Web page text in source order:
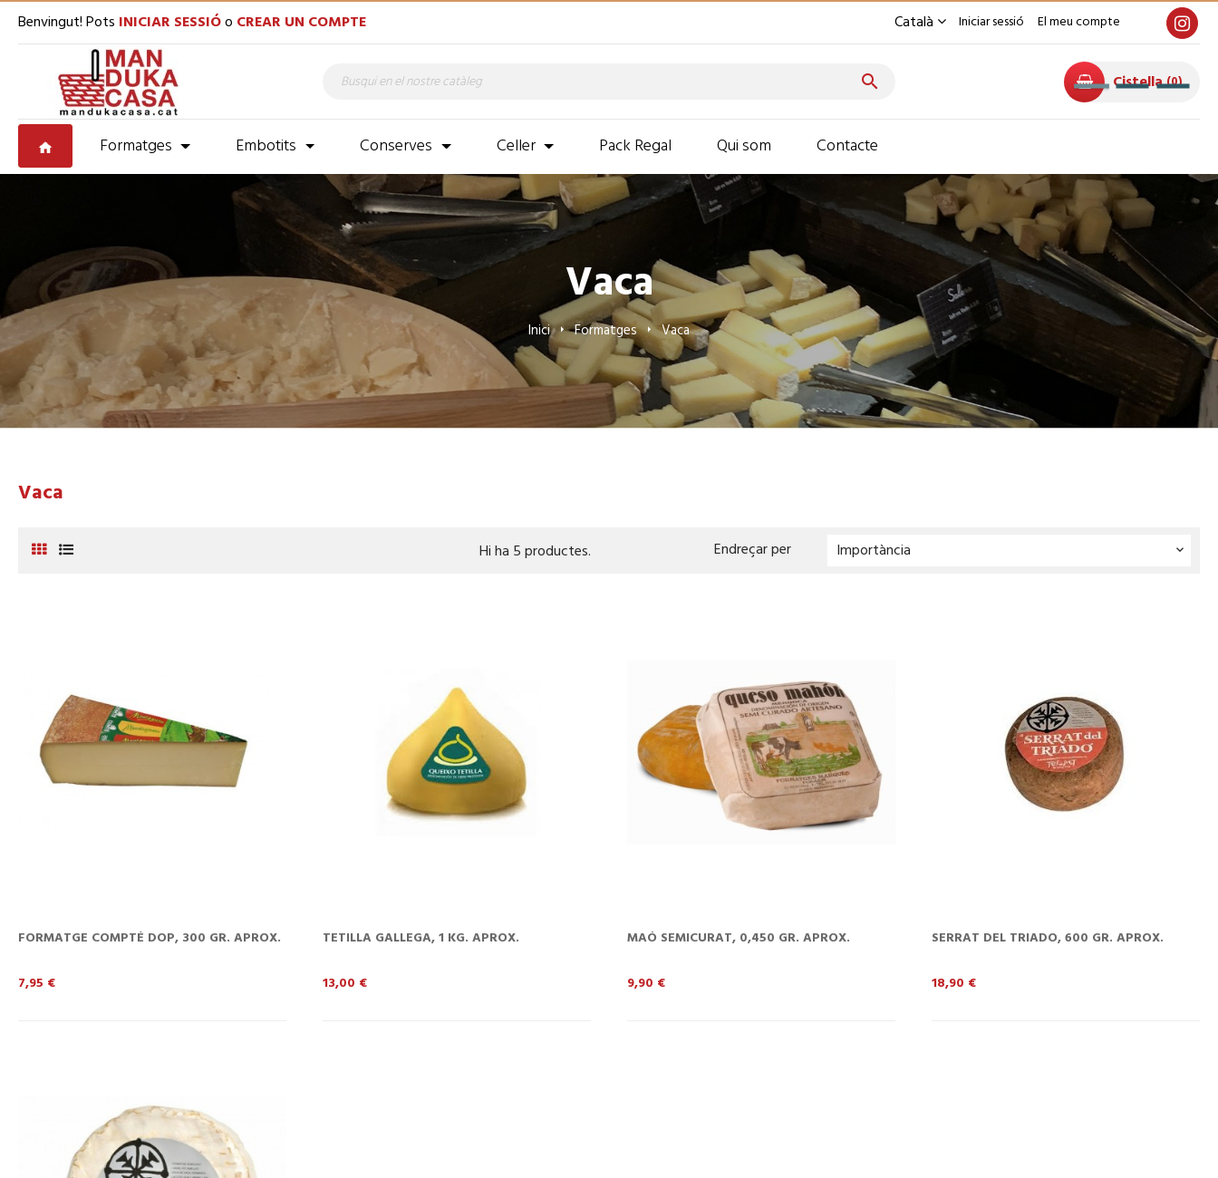
Català Iniciar sessió El meu compte
Benvingut! Pots INICIAR SESSIÓo CREAR UN COMPTE
 Cistella 0
Formatges Embotits Conserves Celler Pack Regal Qui som Contacte
Vaca
Inici Formatges Vaca
Vaca
Hi ha 5 productes. Endreçar per Importància 
CISTELLA
FORMATGE COMPTÉ DOP, 300 GR. APROX.
Preu
7,95 €
CISTELLA
TETILLA GALLEGA, 1 KG. APROX.
Preu
13,00 €
CISTELLA
MAÓ SEMICURAT, 0,450 GR. APROX.
Preu
9,90 €
CISTELLA
SERRAT DEL TRIADO, 600 GR. APROX.
Preu
18,90 €